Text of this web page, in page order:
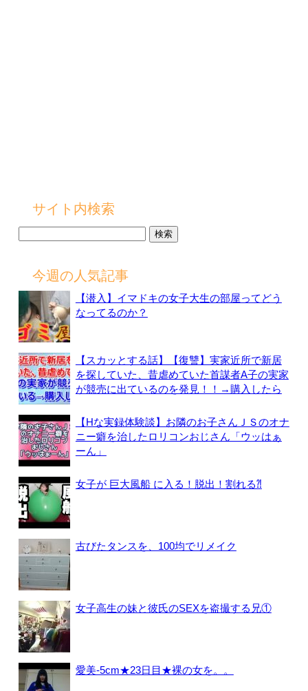
サイト内検索
今週の人気記事
【潜入】イマドキの女子大生の部屋ってどう
なってるのか？
【スカッとする話】【復讐】実家近所で新居
を探していた、昔虐めていた首謀者A子の実家
が競売に出ているのを発見！！→購入したら
【Hな実録体験談】お隣のお子さんＪＳのオナ
ニー癖を治したロリコンおじさん「ウッはぁ
ーん」
女子が 巨大風船 に入る！脱出！割れる⁈
古びたタンスを、100均でリメイク
女子高生の妹と彼氏のSEXを盗撮する兄①
愛美-5cm★23日目★裸の女を。。